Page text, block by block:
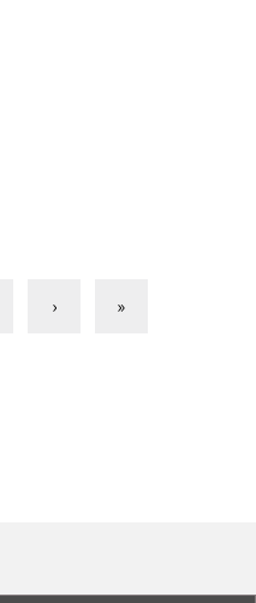
› »